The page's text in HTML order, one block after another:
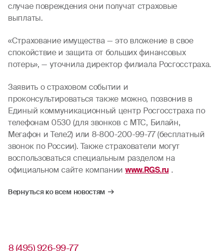
случае повреждения они получат страховые
выплаты.
«Страхование имущества — это вложение в свое
спокойствие и защита от больших финансовых
потерь», — уточнила директор филиала Росгосстраха.
Заявить о страховом событии и
проконсультироваться также можно, позвонив в
Единый коммуникационный центр Росгосстраха по
телефонам 0530 (для звонков с МТС, Билайн,
Мегафон и Теле2) или 8-800-200-99-77 (бесплатный
звонок по России). Также страхователи могут
воспользоваться специальным разделом на
официальном сайте компании www.RGS.ru .
Вернуться ко всем новостям
8 (495) 926-99-77